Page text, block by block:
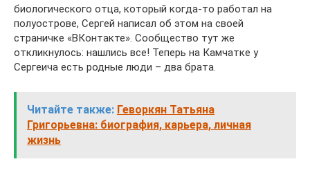
биологического отца, который когда-то работал на
полуострове, Сергей написал об этом на своей
страничке «ВКонтакте». Сообщество тут же
откликнулось: нашлись все! Теперь на Камчатке у
Сергеича есть родные люди – два брата.
Читайте также: Геворкян Татьяна
Григорьевна: биография, карьера, личная
жизнь